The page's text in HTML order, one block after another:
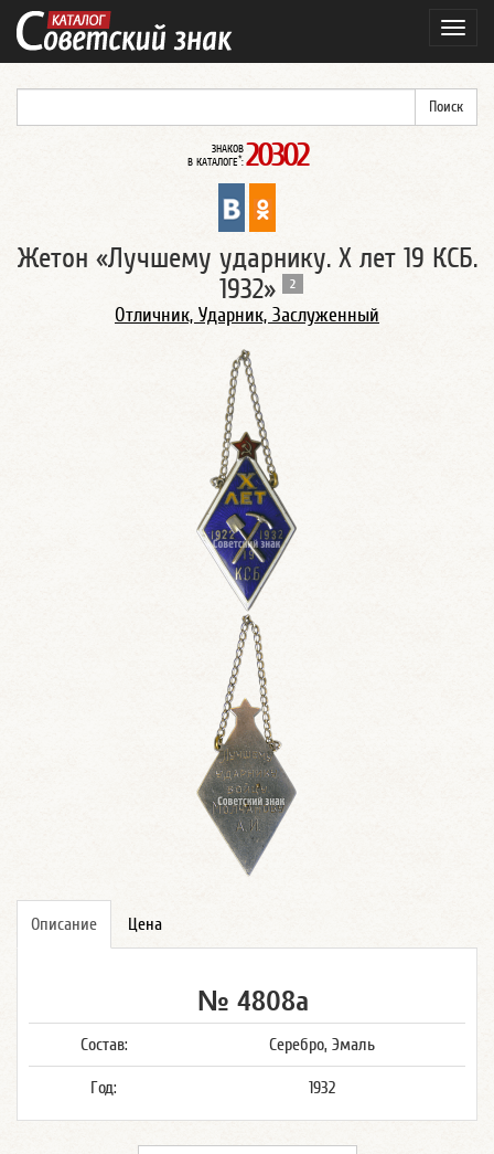
ЗНАКОВ
В КАТАЛОГЕ*: 20302
Жетон «Лучшему ударнику. Х лет 19 КСБ.
1932»
2
Отличник, Ударник, Заслуженный
Описание Цена
№ 4808а
Состав: Серебро, Эмаль
Год: 1932